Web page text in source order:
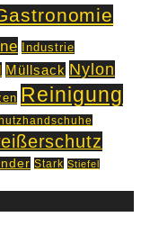
Industrie
Müllsack Nylon
Reinigung
Stark Stiefel